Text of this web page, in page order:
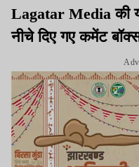
Lagatar Media की
नीचे दिए गए कमेंट